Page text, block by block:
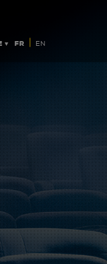
▼ FR | EN